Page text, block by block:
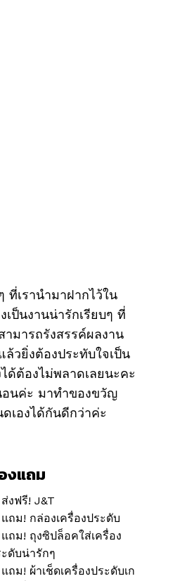
ที่เรานำมาฝากไว้ใน
ป็นงานน่ารักเรียบๆ ที่
มารถรังสรรค์ผลงาน
วยิ่งต้องประทับใจเป็น
ต้องไม่พลาดเลยนะคะ
อนค่ะ มาทำของขวัญ
เองได้กันดีกว่าค่ะ
งแถม
งฟรี! J&T
ถม! กล่องเครื่องประดับ
ถม! ถุงซิปล็อคใส่เครื่อง
ดับน่ารักๆ
ถม! ผ้าเช็ดเครื่องประดับเก